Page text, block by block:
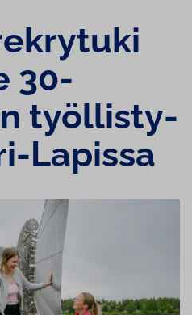
30-
työl­lis­ty­
Lapissa